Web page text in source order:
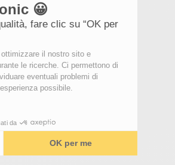
😀
qualità, fare clic su “OK per
per ottimizzare il nostro sito e
durante le ricerche. Ci permettono di
e di individuare eventuali problemi di
migliore esperienza possibile.
certificati da
OK per me